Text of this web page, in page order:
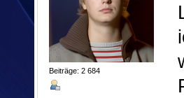
Beiträge: 2 684